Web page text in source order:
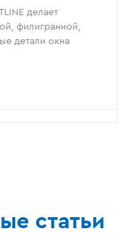
делает
филигранной,
детали окна
статьи